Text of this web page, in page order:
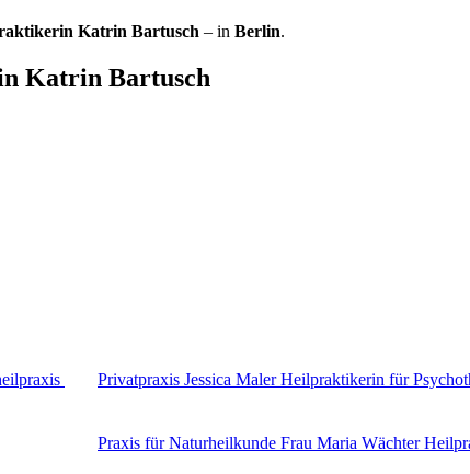
Katrin Bartusch – in Berlin.
Katrin Bartusch
Privatpraxis Jessica Maler Heilpraktikerin für
Praxis für Naturheilkunde Frau Maria Wächter